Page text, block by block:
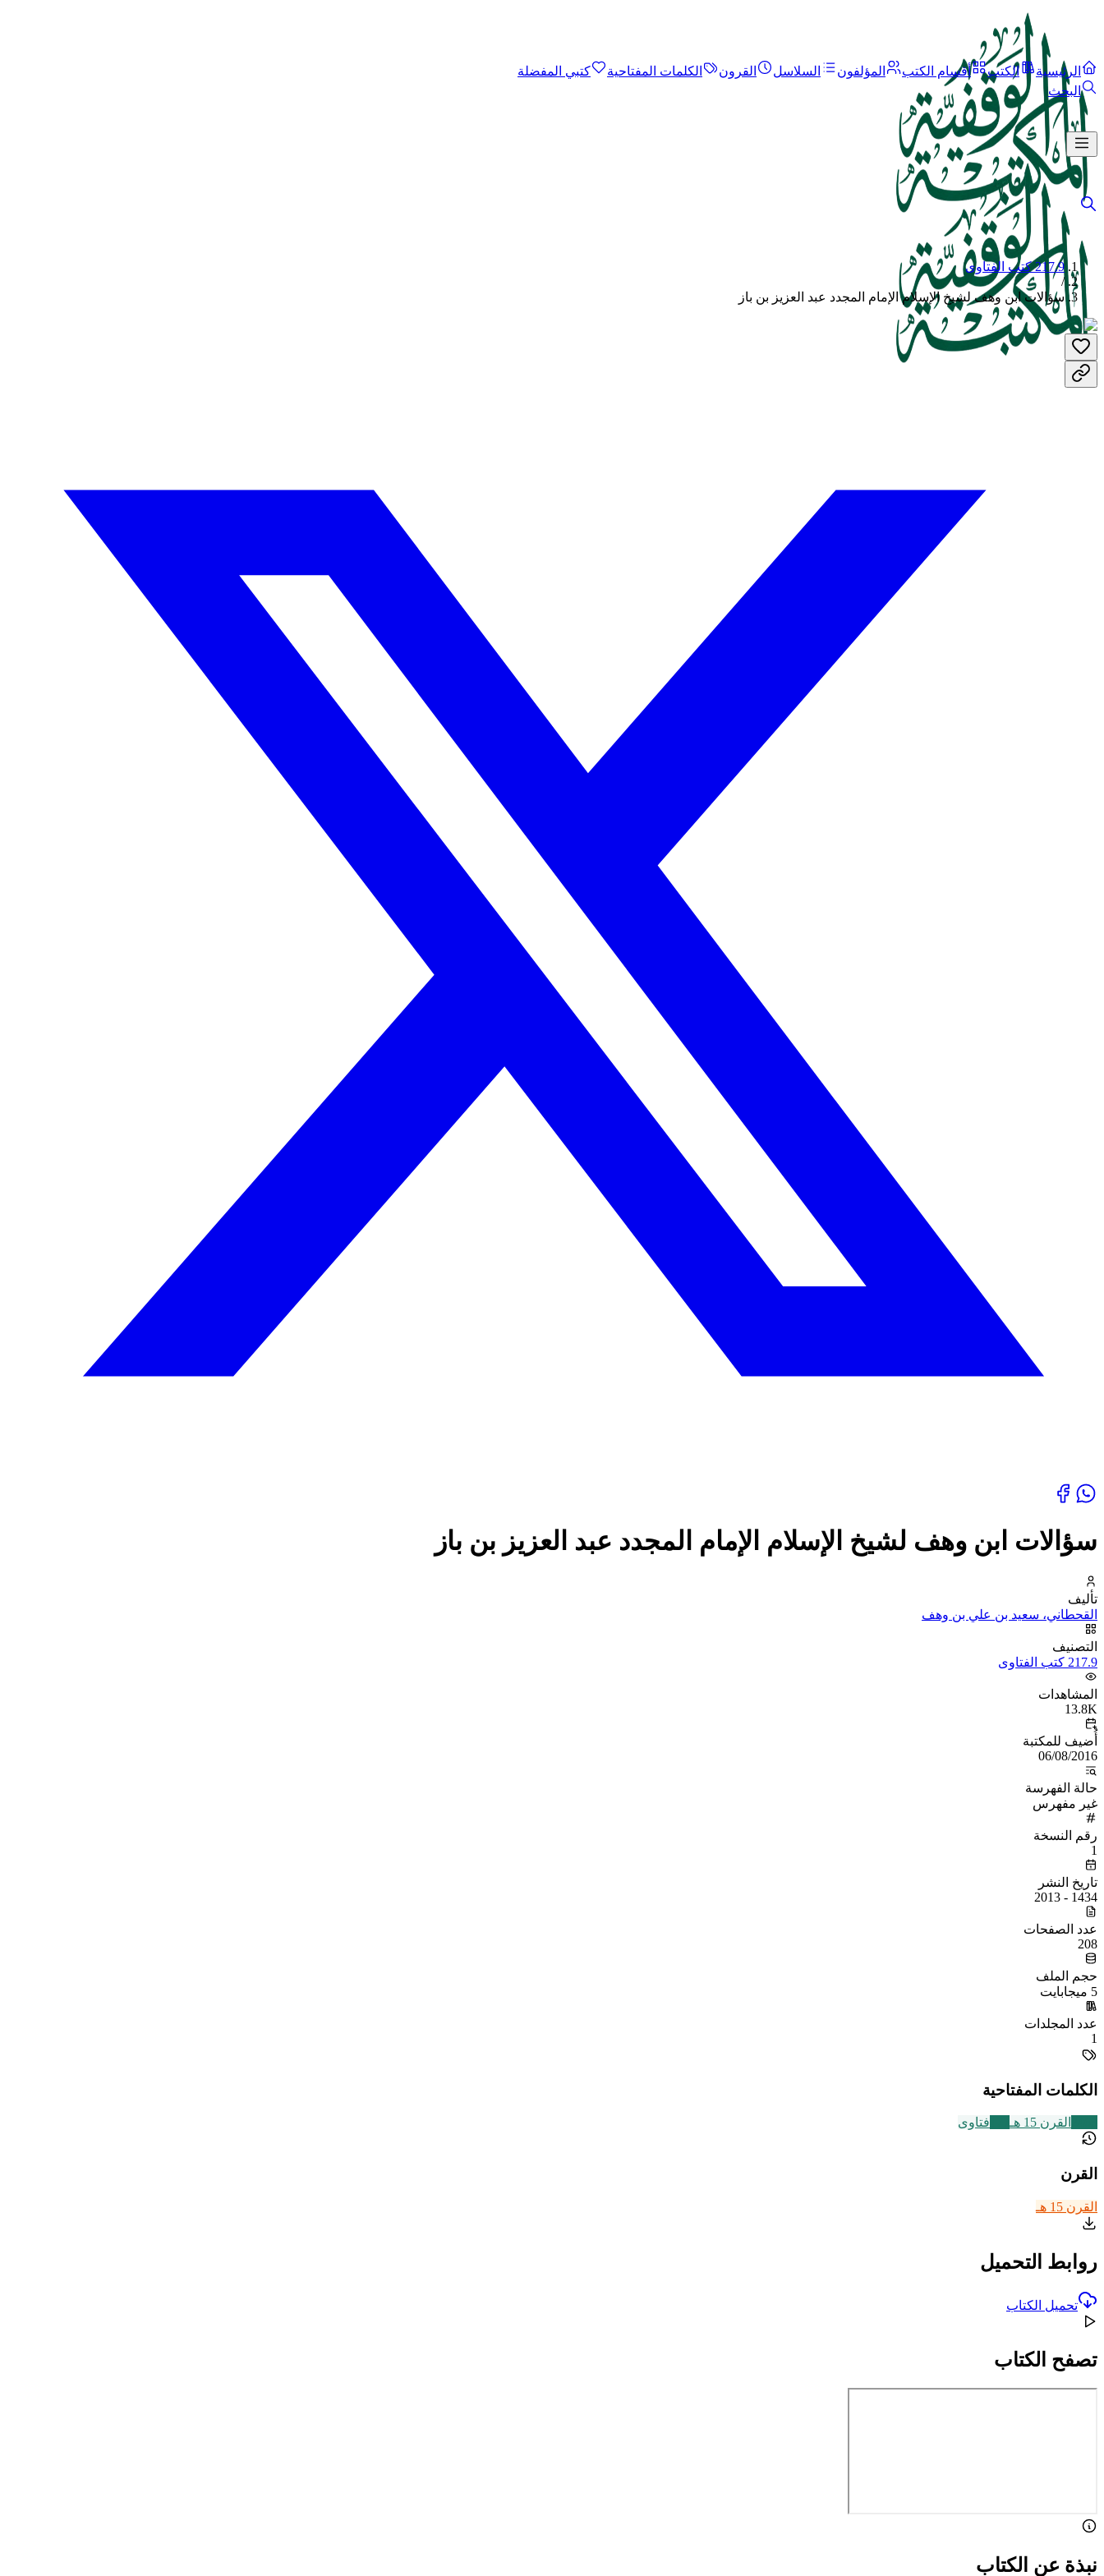
الرئيسية الكتب أقسام الكتب المؤلفون السلاسل القرون الكلمات المفتاحية
كتبي المفضلة
البحث
217.9 كتب الفتاوى
/
سؤالات ابن وهف لشيخ الإسلام الإمام المجدد عبد العزيز بن باز
سؤالات ابن وهف لشيخ الإسلام الإمام المجدد عبد العزيز بن باز
تأليف
القحطاني، سعيد بن علي بن وهف
التصنيف
217.9 كتب الفتاوى
المشاهدات
13.8K
أُضيف للمكتبة
06/08/2016
حالة الفهرسة
غير مفهرس
رقم النسخة
1
تاريخ النشر
1434 - 2013
عدد الصفحات
208
حجم الملف
5 ميجابايت
عدد المجلدات
1
الكلمات المفتاحية
القرن 15 هـ فتاوى
القرن
القرن 15 هـ
روابط التحميل
تحميل الكتاب
تصفح الكتاب
نبذة عن الكتاب